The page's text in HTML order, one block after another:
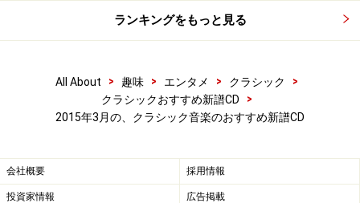
ランキングをもっと見る
All About > 趣味 > エンタメ > クラシック
>
クラシックおすすめ新譜CD
>
2015年3月の、クラシック音楽のおすすめ新譜CD
会社概要 採用情報
投資家情報 広告掲載